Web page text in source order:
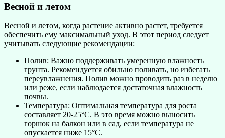
Весной и летом
Весной и летом, когда растение активно растет, требуется
обеспечить ему максимальный уход. В этот период следует
учитывать следующие рекомендации:
Полив: Важно поддерживать умеренную влажность
грунта. Рекомендуется обильно поливать, но избегать
переувлажнения. Полив можно проводить раз в неделю
или реже, если наблюдается достаточная влажность
почвы.
Температура: Оптимальная температура для роста
составляет 20-25°C. В это время можно выносить
горшок на балкон или в сад, если температура не
опускается ниже 15°C.